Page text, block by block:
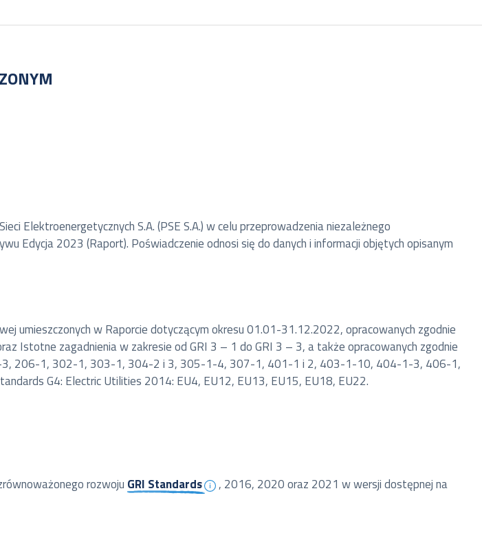
Elektroenergetycznych S.A. (PSE S.A.) w celu przeprowadzenia niezależnego
Edycja 2023 (Raport). Poświadczenie odnosi się do danych i informacji objętych opisanym
umieszczonych w Raporcie dotyczącym okresu 01.01-31.12.2022, opracowanych zgodnie
Istotne zagadnienia w zakresie od GRI 3 – 1 do GRI 3 – 3, a także opracowanych zgodnie
206-1, 302-1, 303-1, 304-2 i 3, 305-1-4, 307-1, 401-1 i 2, 403-1-10, 404-1-3, 406-1,
G4: Electric Utilities 2014: EU4, EU12, EU13, EU15, EU18, EU22.
rozwoju GRI Standards
, 2016, 2020 oraz 2021 w wersji dostępnej na